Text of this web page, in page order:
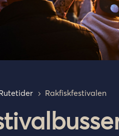
5 Rakfiskfestivalen